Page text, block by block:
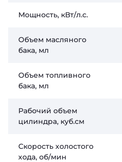
Мощность, кВт/л.с.
Объем масляного
бака, мл
Объем топливного
бака, мл
Рабочий объем
цилиндра, куб.см
Скорость холостого
хода, об/мин